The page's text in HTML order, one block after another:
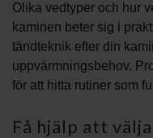
Olika vedtyper och hur
kaminen beter sig i
tändteknik efter din
uppvärmningsbehov.
för att hitta rutiner som
Få hjälp att